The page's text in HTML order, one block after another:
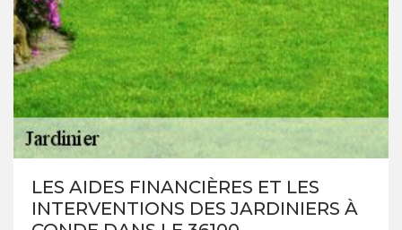
LES AIDES FINANCIÈRES ET LES
INTERVENTIONS DES JARDINIERS À